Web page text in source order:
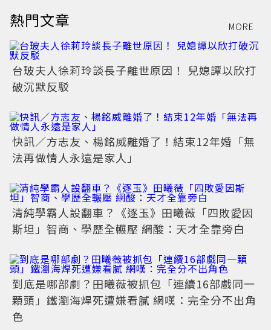
熱門文章 MORE
台玻夫人徐莉玲談長子離世原因！ 兒媳譚以欣打
破沉默反駁
快訊／方志友、楊銘威離婚了！結束12年婚「無
法再做情人永遠是家人」
清純學霸人設翻車？《逐玉》田曦薇「四敗愛因
斯坦」智商、學歷全輾壓 網酸：天才全靠旁白
到底是哪部劇？田曦薇被抓包「連續16部戲同一
顆頭」鐵瀏海焊死遭嫌看膩 網嘆：完全分不出角
色